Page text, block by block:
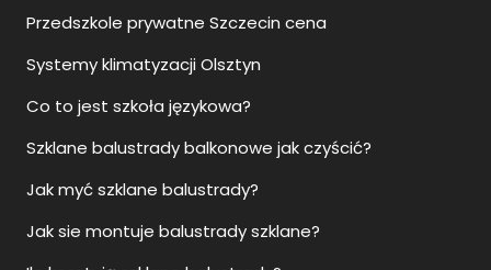
Przedszkole prywatne Szczecin cena
Systemy klimatyzacji Olsztyn
Co to jest szkoła językowa?
Szklane balustrady balkonowe jak czyścić?
Jak myć szklane balustrady?
Jak sie montuje balustrady szklane?